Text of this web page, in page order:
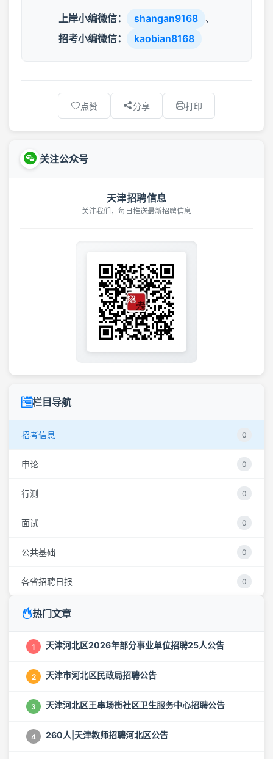
上岸小编微信： shangan9168 、
招考小编微信： kaobian8168
点赞 分享 打印
关注公众号
天津招聘信息
关注我们，每日推送最新招聘信息
栏目导航
招考信息 0
申论 0
行测 0
面试 0
公共基础 0
各省招聘日报 0
热门文章
1 天津河北区2026年部分事业单位招聘25人公告
2 天津市河北区民政局招聘公告
3 天津河北区王串场街社区卫生服务中心招聘公告
4 260人|天津教师招聘河北区公告